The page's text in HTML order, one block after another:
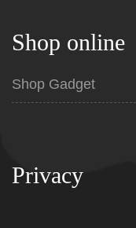
Shop online
Shop Gadget
Privacy